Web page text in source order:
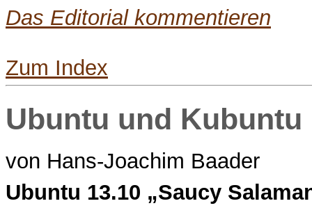
Das Editorial kommentieren
Zum Index
Ubuntu und Kubuntu
von Hans-Joachim Baader
Ubuntu 13.10 „Saucy